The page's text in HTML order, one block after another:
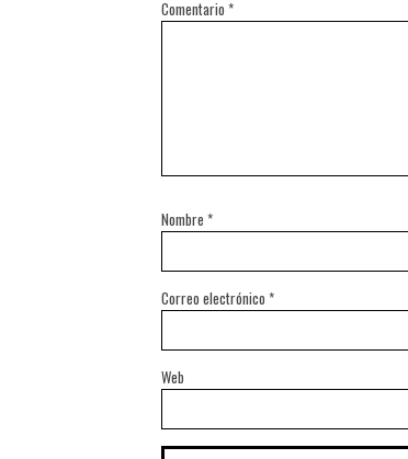
Comentario *
Nombre *
Correo electrónico *
Web